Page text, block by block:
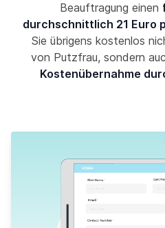
Beauftragung einen
durchschnittlich 21 Euro
Sie übrigens kostenlos
von Putzfrau, sondern
Kostenübernahme